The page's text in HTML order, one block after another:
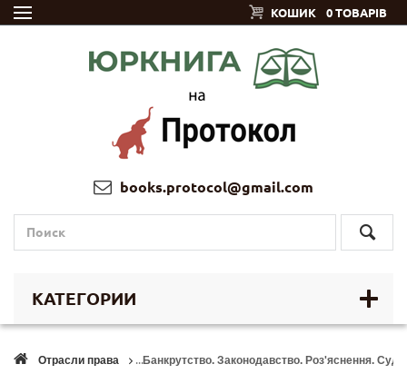
КОШИК 0 ТОВАРІВ
books.protocol@gmail.com
КАТЕГОРИИ
Отрасли права Банкрутство. Законодавство. Роз'яснення.